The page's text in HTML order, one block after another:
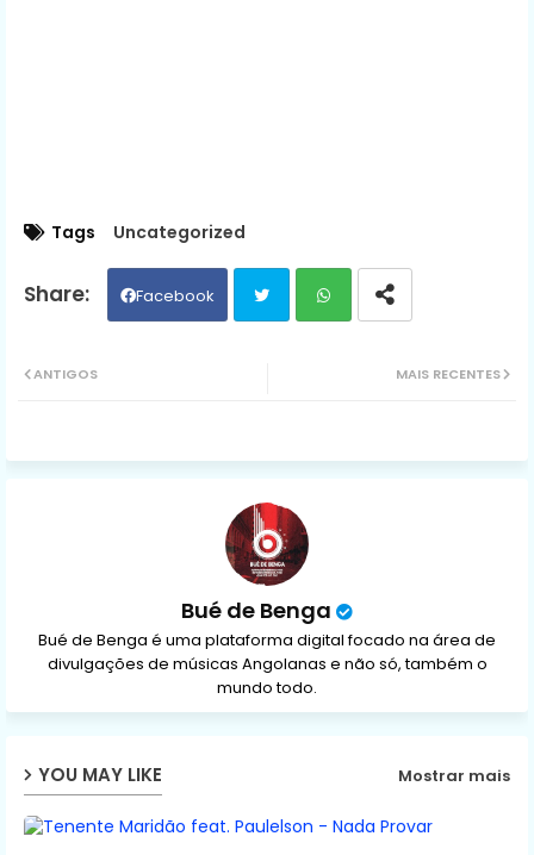
Tags Uncategorized
Facebook
ap
MAIS RECENTES
ANTIGOS
Bué de Benga
Bué de Benga é uma plataforma digital focado na área de
divulgações de músicas Angolanas e não só, também o
mundo todo.
YOU MAY LIKE Mostrar mais